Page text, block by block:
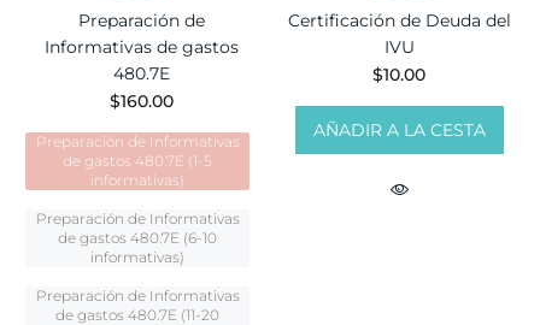
Preparación de
Informativas de gastos
480.7E
$160.00
Preparación de Informativas
de gastos 480.7E (1-5
informativas)
Preparación de Informativas
de gastos 480.7E (6-10
informativas)
Preparación de Informativas
de gastos 480.7E (11-20
Certificación de Deuda del
IVU
$10.00
AÑADIR A LA CESTA